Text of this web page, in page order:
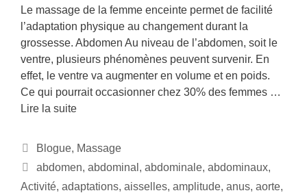
Le massage de la femme enceinte permet de facilité
l’adaptation physique au changement durant la
grossesse. Abdomen Au niveau de l’abdomen, soit le
ventre, plusieurs phénomènes peuvent survenir. En
effet, le ventre va augmenter en volume et en poids.
Ce qui pourrait occasionner chez 30% des femmes …
Lire la suite
Blogue, Massage
abdomen, abdominal , abdominale, abdominaux,
Activité, adaptations, aisselles, amplitude, anus, aorte,